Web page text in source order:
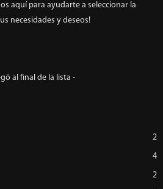
aquí para ayudarte a seleccionar la
necesidades y deseos!
al final de la lista -
2
4
2